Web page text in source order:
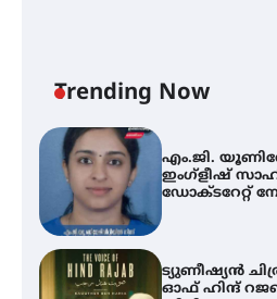
Trending Now
ട്യുണീഷ്യൻ
ഓഫ് ഹിന്ദ്
ഫിലിം
വെള്ളിയാഴ്ച
സെന്റ്